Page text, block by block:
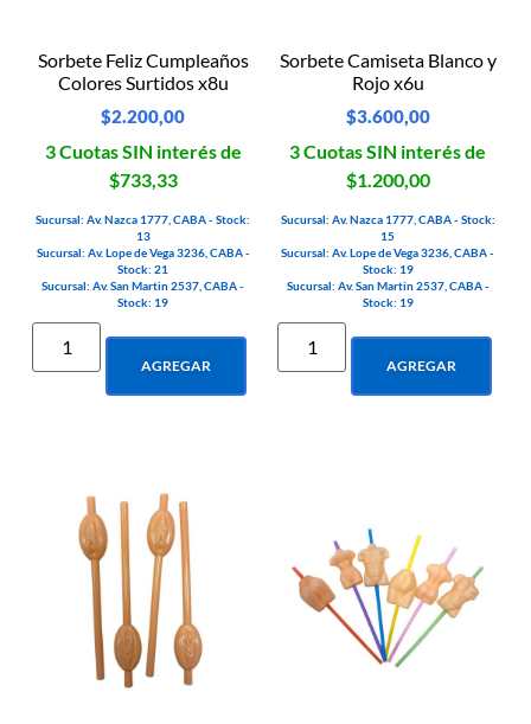
Sorbete Feliz Cumpleaños
Colores Surtidos x8u
$2.200,00
3 Cuotas SIN interés de
$733,33
Sucursal: Av. Nazca 1777, CABA - Stock:
13
Sucursal: Av. Lope de Vega 3236, CABA -
Stock: 21
Sucursal: Av. San Martin 2537, CABA -
Stock: 19
AGREGAR
Sorbete Camiseta Blanco y
Rojo x6u
$3.600,00
3 Cuotas SIN interés de
$1.200,00
Sucursal: Av. Nazca 1777, CABA - Stock:
15
Sucursal: Av. Lope de Vega 3236, CABA -
Stock: 19
Sucursal: Av. San Martin 2537, CABA -
Stock: 19
AGREGAR